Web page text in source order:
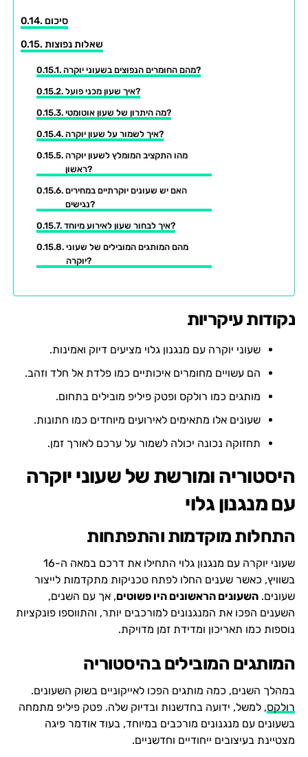
סיכום
שאלות נפוצות
מהם החומרים הנפוצים בשעוני יוקרה?
איך שעון מכני פועל?
מה היתרון של שעון אוטומטי?
איך לשמור על שעון יוקרה?
מהו התקציב המומלץ לשעון יוקרה
ראשון?
האם יש שעונים יוקרתיים במחירים
נגישים?
איך לבחור שעון לאירוע מיוחד?
מהם המותגים המובילים של שעוני
יוקרה?
נקודות עיקריות
שעוני יוקרה עם מנגנון גלוי מציעים דיוק ואמינות.
הם עשויים מחומרים איכותיים כמו פלדת אל חלד וזהב.
מותגים כמו רולקס ופטק פיליפ מובילים בתחום.
שעונים אלו מתאימים לאירועים מיוחדים כמו חתונות.
תחזוקה נכונה יכולה לשמור על ערכם לאורך זמן.
היסטוריה ומורשת של שעוני יוקרה
עם מנגנון גלוי
התחלות מוקדמות והתפתחות
שעוני יוקרה עם מנגנון גלוי התחילו את דרכם במאה ה-16
בשוויץ, כאשר שענים החלו לפתח טכניקות מתקדמות לייצור
שעונים. השעונים הראשונים היו פשוטים, אך עם השנים,
השענים הפכו את המנגנונים למורכבים יותר, והתווספו פונקציות
נוספות כמו תאריכון ומדידת זמן מדויקת.
המותגים המובילים בהיסטוריה
במהלך השנים, כמה מותגים הפכו לאייקוניים בשוק השעונים.
רולקס, למשל, ידועה בחדשנות ובדיוק שלה. פטק פיליפ מתמחה
בשעונים עם מנגנונים מורכבים במיוחד, בעוד אודמר פיגה
מצטיינת בעיצובים ייחודיים וחדשניים.